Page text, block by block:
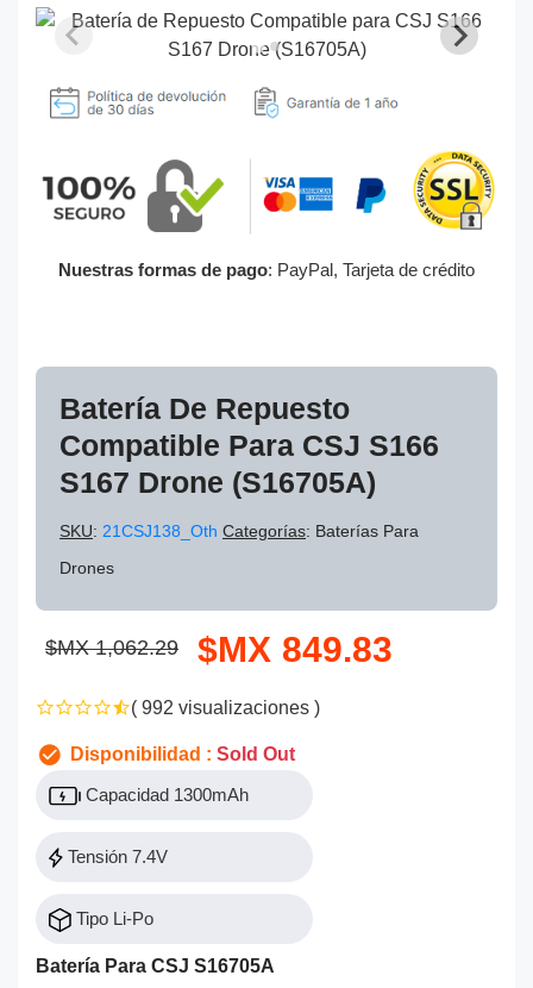
Nuestras formas de pago: PayPal, Tarjeta de crédito
Batería De Repuesto
Compatible Para CSJ S166
S167 Drone (S16705A)
SKU: 21CSJ138_Oth Categorías: Baterías Para
Drones
$MX 1,062.29 $MX 849.83
( 992 visualizaciones )
Disponibilidad : Sold Out
Capacidad 1300mAh
Tensión 7.4V
Tipo Li-Po
Batería Para CSJ S16705A